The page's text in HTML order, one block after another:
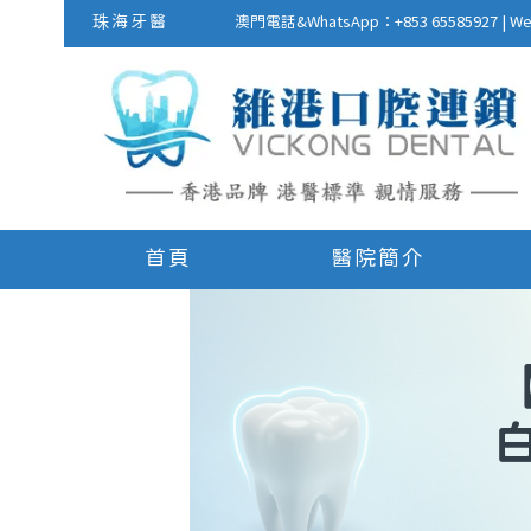
珠海牙醫 澳門電話&WhatsApp：+853 65585927 |
首頁 醫院簡介